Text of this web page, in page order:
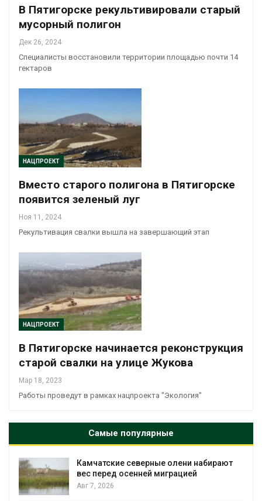
В Пятигорске рекультивировали старый
мусорный полигон
Дек 26, 2024
Специалисты восстановили территории площадью почти 14
гектаров
НАЦПРОЕКТ
Вместо старого полигона в Пятигорске
появится зеленый луг
Ноя 11, 2024
Рекультивация свалки вышла на завершающий этап
НАЦПРОЕКТ
В Пятигорске начинается реконструкция
старой свалки на улице Жукова
Мар 18, 2023
Работы проведут в рамках нацпроекта "Экология"
Самые популярные
Камчатские северные олени набирают
вес перед осенней миграцией
Авг 7, 2026